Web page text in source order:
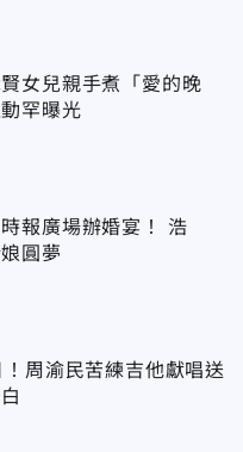
女兒親手煮「愛的晚
罕曝光
報廣場辦婚宴！ 浩
圓夢
周渝民苦練吉他獻唱送